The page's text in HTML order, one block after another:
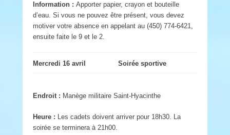
Information : Apporter papier, crayon et bouteille
d’eau. Si vous ne pouvez être présent, vous devez
motiver votre absence en appelant au (450) 774-6421,
ensuite faite le 9 et le 2.
Mercredi 16 avril Soirée sportive
Endroit : Manège militaire Saint-Hyacinthe
Heure : Les cadets doivent arriver pour 18h30. La
soirée se terminera à 21h00.